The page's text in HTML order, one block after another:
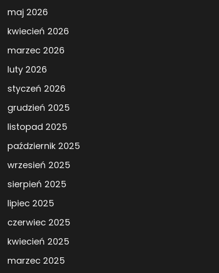
maj 2026
kwiecień 2026
marzec 2026
luty 2026
styczeń 2026
grudzień 2025
listopad 2025
październik 2025
wrzesień 2025
sierpień 2025
lipiec 2025
czerwiec 2025
kwiecień 2025
marzec 2025